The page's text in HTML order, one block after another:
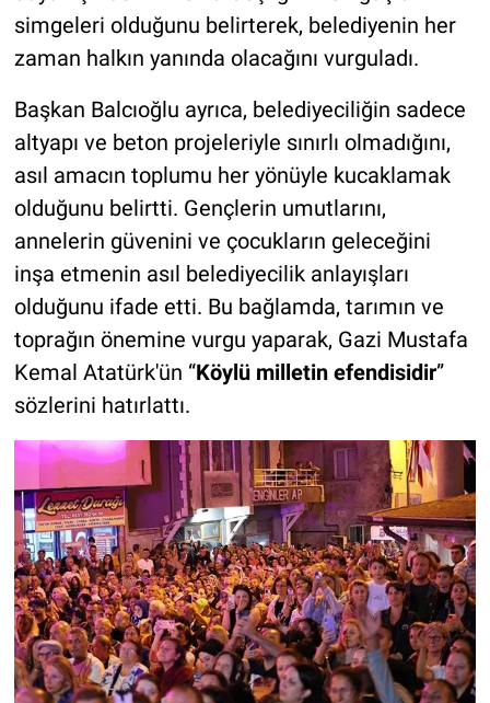
simgeleri olduğunu belirterek, belediyenin her
zaman halkın yanında olacağını vurguladı.
Başkan Balcıoğlu ayrıca, belediyeciliğin sadece
altyapı ve beton projeleriyle sınırlı olmadığını,
asıl amacın toplumu her yönüyle kucaklamak
olduğunu belirtti. Gençlerin umutlarını,
annelerin güvenini ve çocukların geleceğini
inşa etmenin asıl belediyecilik anlayışları
olduğunu ifade etti. Bu bağlamda, tarımın ve
toprağın önemine vurgu yaparak, Gazi Mustafa
Kemal Atatürk'ün “Köylü milletin efendisidir”
sözlerini hatırlattı.